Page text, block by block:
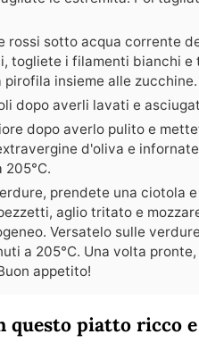
rossi sotto acqua corrente
togliete i filamenti bianchi
insieme alle zucchine.
dopo averli lavati e
dopo averlo pulito e
d'oliva e
205°C.
prendete una ciotola
aglio tritato e
Versatelo sulle
a 205°C. Una volta
appetito!
questo piatto ricco